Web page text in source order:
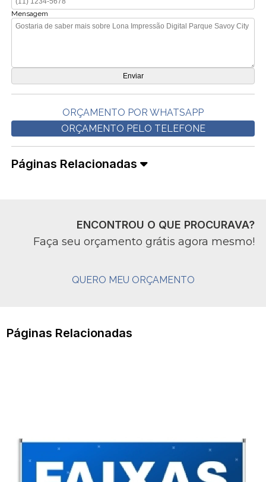
Mensagem
ORÇAMENTO POR WHATSAPP
ORÇAMENTO PELO TELEFONE
Páginas Relacionadas
ENCONTROU O QUE PROCURAVA?
Faça seu orçamento grátis agora mesmo!
QUERO MEU ORÇAMENTO
Páginas Relacionadas